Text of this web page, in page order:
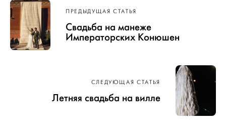
Навигация
по записям
ПРЕДЫДУЩАЯ СТАТЬЯ
Свадьба на манеже
Императорских Конюшен
СЛЕДУЮЩАЯ СТАТЬЯ
Летняя свадьба на вилле